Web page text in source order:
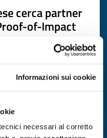
Informazioni sui cookie
necessari al corretto
cerca partner
of-Impact